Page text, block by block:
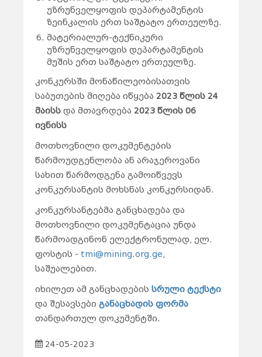
უზრუნველყოფის დეპარტამენტის
ზეინკალის ერთ საშტატო ერთეულზე.
მატერიალურ-ტექნიკური
უზრუნველყოფის დეპარტამენტის
მუშის ერთ საშტატო ერთეულზე.
კონკურსში მონაწილეობისათვის
საბუთების მიღება იწყება 2023 წლის 24
მაისს და მთავრდება 2023 წლის 06
ივნისს
მოთხოვნილი დოკუმენტების
წარმოუდგენლობა ან არაჯეროვანი
სახით წარმოდგენა გამოიწვევს
კონკურსანტის მოხსნას კონკურსიდან.
კონკურსანტებმა განცხადება და
მოთხოვნილი დოკუმენტაცია უნდა
წარმოადგინონ ელექტრონულად, ელ.
ფოსტის - tmi@mining.org.ge
საშუალებით.
იხილეთ ამ განცხადების სრული ტექსტი
და შესავსები განაცხადის ფორმა
თანდართულ დოკუმენტში.
24-05-2023